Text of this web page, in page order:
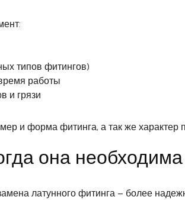
типов фитингов)
работы
и грязи
и форма фитинга, а так же характер
она
латунного фитинга – более